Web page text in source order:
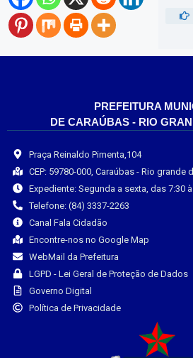
PREFEITURA
DE CARAÚBAS - RIO
Praça Reinaldo Pimenta,104
CEP: 59780-000, Caraúbas - Rio grande
Expediente: Segunda a sexta, das 7:30
Telefone: (84) 3337-2263
Canal Fala Cidadão
Encontre-nos no Google Map
WebMail da Prefeitura
LGPD - Lei Geral de Proteção de Dados
Governo Digital
Política de Privacidade